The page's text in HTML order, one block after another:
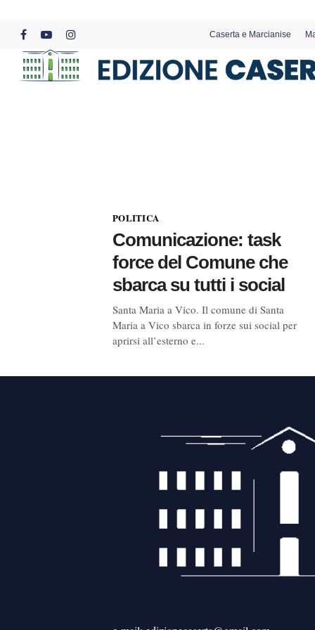
content
facebookyoutubeinstagram
Caserta e Marcianise
POLITICA
Comunicazione: task
force del Comune che
sbarca su tutti i social
Santa Maria a Vico. Il comune di Santa
Maria a Vico sbarca in forze sui social per
aprirsi all’esterno e...